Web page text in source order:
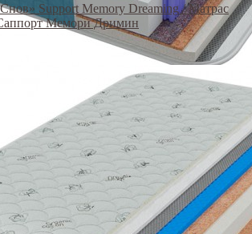
Support Memory Dreaming / Матрас
Мемори Дримин